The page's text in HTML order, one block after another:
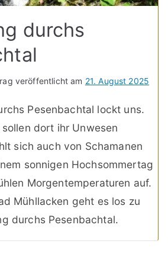
durchs
veröffentlicht am 21. August 2025
Pesenbachtal lockt uns.
dort ihr Unwesen
sich auch von Schamanen
sonnigen Hochsommertag
Morgentemperaturen auf.
Mühllacken geht es los zu
durchs Pesenbachtal.